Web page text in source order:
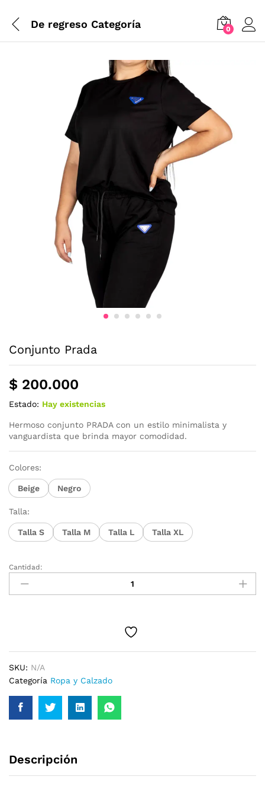
De regreso Categoría 0
Conjunto Prada
$ 200.000
Estado: Hay existencias
Hermoso conjunto PRADA con un estilo minimalista y
vanguardista que brinda mayor comodidad.
Colores:
Beige Negro
Talla:
Talla S Talla M Talla L Talla XL
Conjunto
Prada
cantidad
Cantidad:
SKU: N/A
Categoría Ropa y Calzado
Descripción